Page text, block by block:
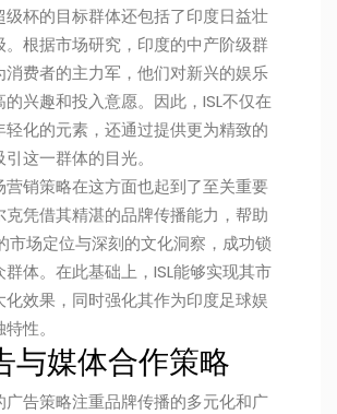
级杯的目标群体还包括了印度日益壮
。根据市场研究，印度的中产阶级群
消费者的主力军，他们对新兴的娱乐
兴趣和投入意愿。因此，ISL不仅在
轻化的元素，还通过提供更为精致的
这一群体的目光。
营销策略在这方面也起到了至关重要
克凭借其精湛的品牌传播能力，帮助
市场定位与深刻的文化洞察，成功锁
群体。在此基础上，ISL能够实现其市
化效果，同时强化其作为印度足球娱
性。
与媒体合作策略
广告策略注重品牌传播的多元化和广